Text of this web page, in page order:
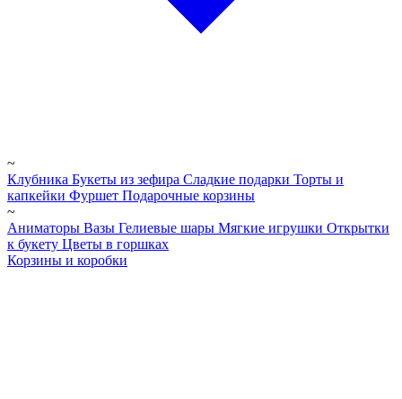
~
Клубника Букеты из зефира Сладкие подарки Торты и
капкейки Фуршет Подарочные корзины
~
Аниматоры Вазы Гелиевые шары Мягкие игрушки Открытки
к букету Цветы в горшках
Корзины и коробки